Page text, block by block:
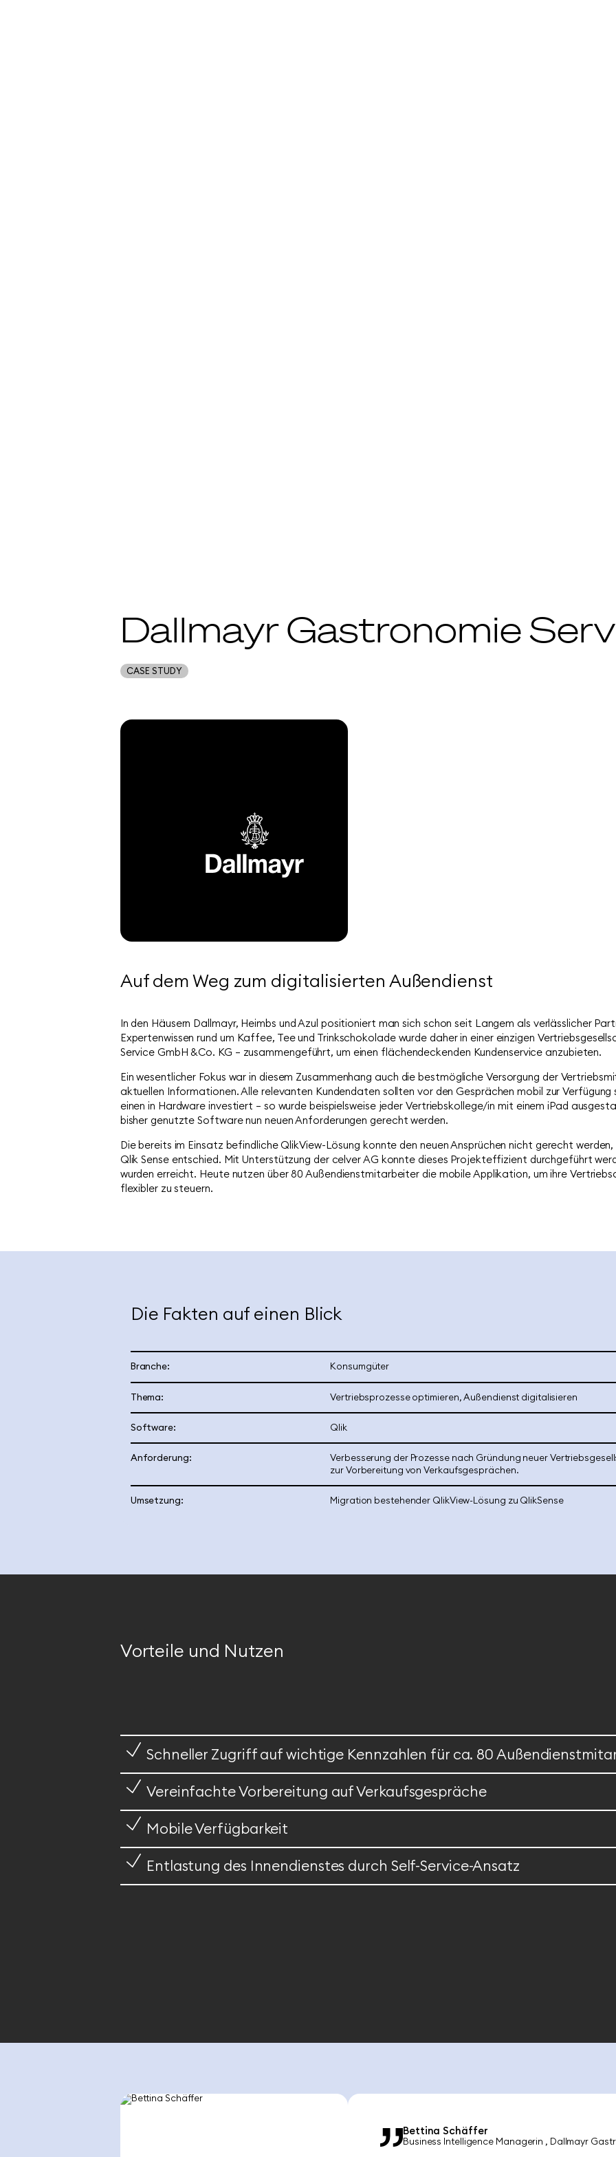
Dallmayr Gastronomie
CASE STUDY
Auf dem Weg zum digitalisierten Außendienst
In den Häusern Dallmayr, Heimbs und Azul positioniert man sich schon seit Langem als verlässlicher
Expertenwissen rund um Kaffee, Tee und Trinkschokolade wurde daher in einer einzigen
Service GmbH &Co. KG – zusammengeführt, um einen flächendeckenden Kundenservice anzubieten.
Ein wesentlicher Fokus war in diesem Zusammenhang auch die bestmögliche Versorgung der
aktuellen Informationen. Alle relevanten Kundendaten sollten vor den Gesprächen mobil zur Verfügung
einen in Hardware investiert – so wurde beispielsweise jeder Vertriebskollege/in mit einem iPad
bisher genutzte Software nun neuen Anforderungen gerecht werden.
Die bereits im Einsatz befindliche QlikView-Lösung konnte den neuen Ansprüchen nicht gerecht
Qlik Sense entschied. Mit Unterstützung der celver AG konnte dieses Projekteffizient durchgeführt
wurden erreicht. Heute nutzen über 80 Außendienstmitarbeiter die mobile Applikation, um ihre
flexibler zu steuern.
Die Fakten auf einen Blick
Branche: Konsumgüter
Thema: Vertriebsprozesse optimieren, Außendienst digitalisieren
Software: Qlik
Anforderung:
Verbesserung der Prozesse nach Gründung neuer
zur Vorbereitung von Verkaufsgesprächen.
Umsetzung: Migration bestehender QlikView-Lösung zu QlikSense
Vorteile und Nutzen
Schneller Zugriff auf wichtige Kennzahlen für ca. 80
Vereinfachte Vorbereitung auf Verkaufsgespräche
Mobile Verfügbarkeit
Entlastung des Innendienstes durch Self-Service-Ansatz
Bettina Schäffer
Business Intelligence Managerin Dallmayr